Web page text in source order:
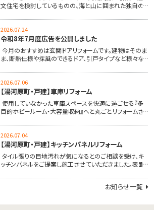
文住宅を検討しているものの、海と山に囲まれた独自の
2026.07.24
令和8年7月度広告を公開しました
今月のおすすめは玄関ドアリフォームです。建物はそのま
ま、断熱仕様や採風のできるドア、引戸タイプなど様々な
2026.07.06
【湯河原町・戸建】車庫リフォーム
使用していなかった車庫スペースを快適に過ごせる『多
目的ホビールーム・大容量収納』へと丸ごとリフォームさ
2026.07.04
【湯河原町・戸建】キッチンパネルリフォーム
タイル張りの目地汚れが気になるとのご相談を受け、キ
ッチンパネルをご提案し施工させていただきました。表面
お知らせ一覧